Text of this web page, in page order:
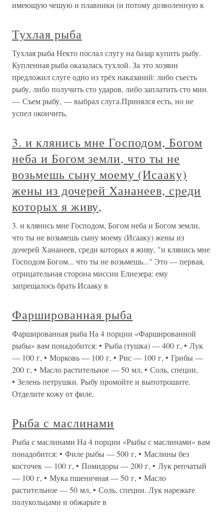
имеющую чешую и плавники (и потому дозволенную к
Тухлая рыба
Тухлая рыба Некто послал слугу на базар купить рыбу.
Купленная рыба оказалась тухлой. За это хозяин
предложил слуге одно из трёх наказаний: либо съесть
рыбу, либо получить сто ударов, либо заплатить сто мин.
— Съем рыбу, — выбрал слуга.Принялся есть, но не
успел окончить,
3. и клянись мне Господом, Богом
неба и Богом земли, что ты не
возьмешь сыну моему (Исааку)
жены из дочерей Хананеев, среди
которых я живу,
3. и клянись мне Господом, Богом неба и Богом земли,
что ты не возьмешь сыну моему (Исааку) жены из
дочерей Хананеев, среди которых я живу, "и клянись мне
Господом Богом... что ты не возьмешь..." Это — первая,
отрицательная сторона миссии Елиезера: ему
запрещалось брать Исааку в
Фаршированная рыба
Фаршированная рыба На 4 порции «Фаршированной
рыбы» вам понадобится: • Рыба (тушка) — 400 г, • Лук
— 100 г, • Морковь — 100 г, • Рис — 100 г, • Грибы —
200 г, • Масло растительное — 50 мл, • Соль, специи,
• Зелень петрушки. Рыбу промойте и выпотрошите.
Отделите кожу от филе,
Рыба с маслинами
Рыба с маслинами На 4 порции «Рыбы с маслинами» вам
понадобится: • Филе рыбы — 500 г, • Маслины без
косточек — 100 г, • Помидоры — 200 г, • Лук репчатый
— 100 г, • Мука пшеничная — 50 г, • Масло
растительное — 50 мл, • Соль, специи. Лук нарежьте
полукольцами и обжарьте в